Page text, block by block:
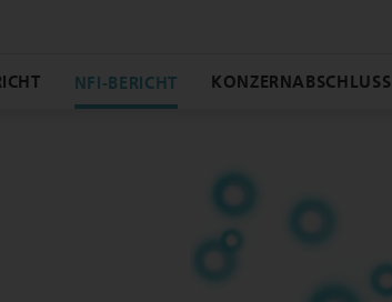
NFI-BERICHT KONZERNABSCHLUSS